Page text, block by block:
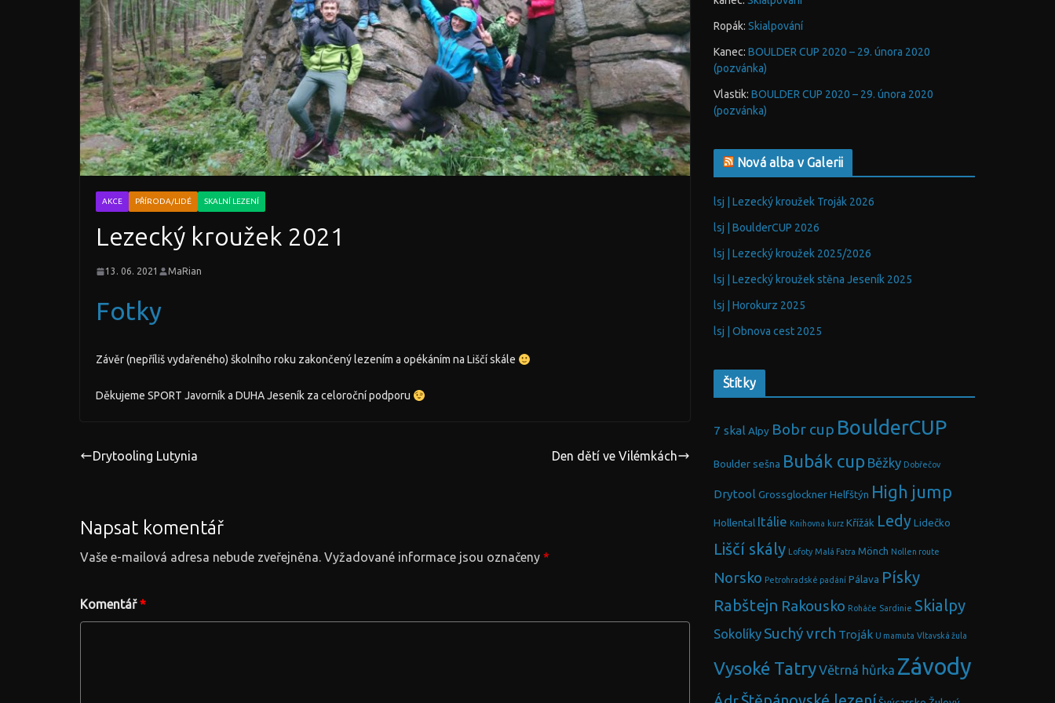
AKCE PŘÍRODA/LIDÉ SKALNÍ LEZENÍ
Lezecký kroužek 2021
13. 06. 2021 MaRian
Fotky
Závěr (nepříliš vydařeného) školního roku zakončený lezením a opékáním na Liščí skále
Děkujeme SPORT Javorník a DUHA Jeseník za celoroční podporu
Drytooling Lutynia Den dětí ve Vilémkách
Napsat komentář
Vaše e-mailová adresa nebude zveřejněna. Vyžadované informace jsou označeny *
Komentář*
Ropák: Skialpování
Kanec: BOULDER CUP 2020 – 29. února 2020
(pozvánka)
Vlastik: BOULDER CUP 2020 – 29. února 2020
(pozvánka)
Nová alba v Galerii
lsj | Lezecký kroužek Troják 2026
lsj | BoulderCUP 2026
lsj | Lezecký kroužek 2025/2026
lsj | Lezecký kroužek stěna Jeseník 2025
lsj | Horokurz 2025
lsj | Obnova cest 2025
Štítky
7 skal Alpy Bobr cup BoulderCUP
Boulder sešna Bubák cup Běžky Dobřečov
Drytool Grossglockner Helfštýn High jump
Hollental Itálie Knihovna kurz Křížák Ledy Lidečko
Liščí skály Lofoty Malá Fatra Mönch Nollen route
Norsko Petrohradské padání Pálava Písky
Rabštejn Rakousko Roháče Sardinie Skialpy
Sokolíky Suchý vrch Troják U mamuta Vltavská žula
Vysoké TatryVětrná hůrka Závody